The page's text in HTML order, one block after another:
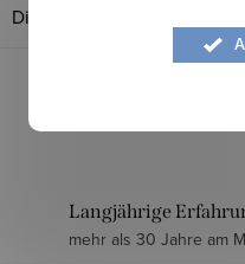
Diskussion
Langjährige
mehr als 30 Jahre am